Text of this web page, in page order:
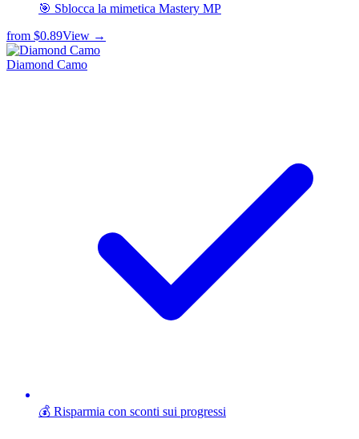
🎯 Sblocca la mimetica Mastery MP
from $0.89View →
Diamond Camo
💰 Risparmia con sconti sui progressi